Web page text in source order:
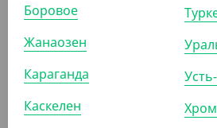
УП (25) КОР (100)
АРТ. 2910801
Боровое
Жанаозен
Караганда
Каскелен